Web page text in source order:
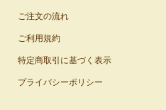
ご注文の流れ
ご利用規約
特定商取引に基づく表示
プライバシーポリシー